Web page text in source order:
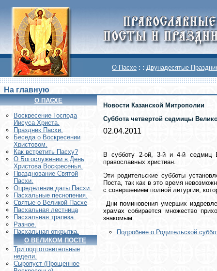
О Пасхе : : Двунадесятые
На главную
О ПАСХЕ
Воскреcение Господа
Иисуса Христа.
Праздник Пасхи.
Беседа о Воскресении
Христовом.
Как встретить Пасху?
О Богослужении в День
Христова Воскресенья.
Празднование Святой
Пасхи.
Определение даты Пасхи.
Пасхальные песнопения.
Святые о Великой Пасхе
Пасхальная лестница
Пасхальная трапеза.
Разное.
Пасхальная открытка.
О ВЕЛИКОМ ПОСТЕ
Три подготовительные
недели.
Сыропуст (Прощенное
Новости Казанской Митрополии
Суббота четвертой седмицы
02.04.2011
В субботу 2-ой, 3-й и 4-й седмиц
православных христиан.
Эти родительские субботы
Поста, так как в это время
с совершением полной литургии,
Дни поминовения умерших
храмах собирается множество
знакомым.
Подробнее о Родительской